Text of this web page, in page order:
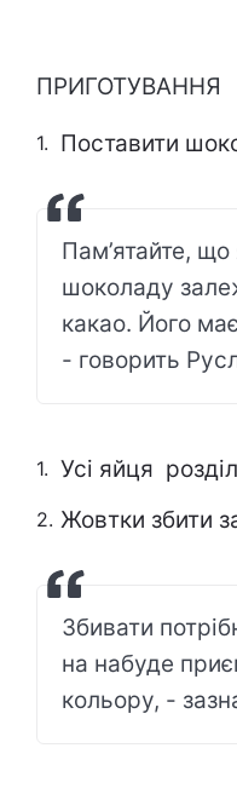
ПРИГОТУВАННЯ
Поставити
Пам’ятайте, що
шоколаду
какао. Його
- говорить
Усі яйця
Жовтки збити
Збивати
на набуде
кольору, -